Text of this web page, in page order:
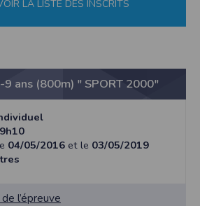
LA LISTE DES INSCRITS
9 ans (800m) " SPORT 2000"
9h10
04/05/2016 et le 03/05/2019
l’épreuve
photos que vous partagez.
dans l'application, aucune information sur
ne sera collectée.
:
if the user is interested in uploading a
information from the photos you share. This app
from your contacts.